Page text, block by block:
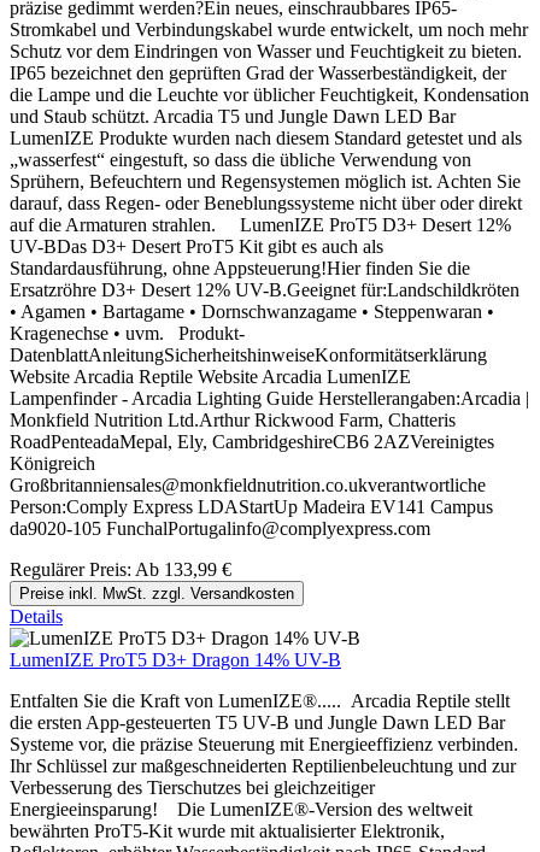
präzise gedimmt werden?Ein neues, einschraubbares IP65-
Stromkabel und Verbindungskabel wurde entwickelt, um noch mehr
Schutz vor dem Eindringen von Wasser und Feuchtigkeit zu bieten.
IP65 bezeichnet den geprüften Grad der Wasserbeständigkeit, der
die Lampe und die Leuchte vor üblicher Feuchtigkeit, Kondensation
und Staub schützt. Arcadia T5 und Jungle Dawn LED Bar
LumenIZE Produkte wurden nach diesem Standard getestet und als
„wasserfest“ eingestuft, so dass die übliche Verwendung von
Sprühern, Befeuchtern und Regensystemen möglich ist. Achten Sie
darauf, dass Regen- oder Beneblungssysteme nicht über oder direkt
auf die Armaturen strahlen. LumenIZE ProT5 D3+ Desert 12%
UV-BDas D3+ Desert ProT5 Kit gibt es auch als
Standardausführung, ohne Appsteuerung!Hier finden Sie die
Ersatzröhre D3+ Desert 12% UV-B.Geeignet für:Landschildkröten
• Agamen • Bartagame • Dornschwanzagame • Steppenwaran •
Kragenechse • uvm. Produkt-
DatenblattAnleitungSicherheitshinweiseKonformitätserklärung
Website Arcadia Reptile Website Arcadia LumenIZE
Lampenfinder - Arcadia Lighting Guide Herstellerangaben:Arcadia |
Monkfield Nutrition Ltd.Arthur Rickwood Farm, Chatteris
RoadPenteadaMepal, Ely, CambridgeshireCB6 2AZVereinigtes
Königreich
Großbritanniensales@monkfieldnutrition.co.ukverantwortliche
Person:Comply Express LDAStartUp Madeira EV141 Campus
da9020-105 FunchalPortugalinfo@complyexpress.com
Regulärer Preis: Ab 133,99 €
Preise inkl. MwSt. zzgl. Versandkosten
Details
LumenIZE ProT5 D3+ Dragon 14% UV-B
Entfalten Sie die Kraft von LumenIZE®..... Arcadia Reptile stellt
die ersten App-gesteuerten T5 UV-B und Jungle Dawn LED Bar
Systeme vor, die präzise Steuerung mit Energieeffizienz verbinden.
Ihr Schlüssel zur maßgeschneiderten Reptilienbeleuchtung und zur
Verbesserung des Tierschutzes bei gleichzeitiger
Energieeinsparung! Die LumenIZE®-Version des weltweit
bewährten ProT5-Kit wurde mit aktualisierter Elektronik,